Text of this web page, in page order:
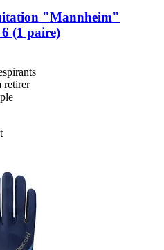
"Mannheim"
(1 paire)
retirer